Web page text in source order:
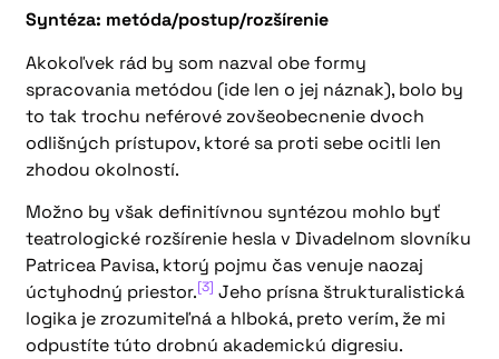
Syntéza: metóda/postup/rozšírenie
Akokoľvek rád by som nazval obe formy
spracovania metódou (ide len o jej náznak), bolo by
to tak trochu neférové zovšeobecnenie dvoch
odlišných prístupov, ktoré sa proti sebe ocitli len
zhodou okolností.
Možno by však definitívnou syntézou mohlo byť
teatrologické rozšírenie hesla v Divadelnom slovníku
Patricea Pavisa, ktorý pojmu čas venuje naozaj
úctyhodný priestor.[3] Jeho prísna štrukturalistická
logika je zrozumiteľná a hlboká, preto verím, že mi
odpustíte túto drobnú akademickú digresiu.